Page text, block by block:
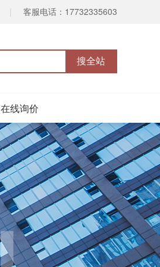
| 客服电话：17732335603
在线询价